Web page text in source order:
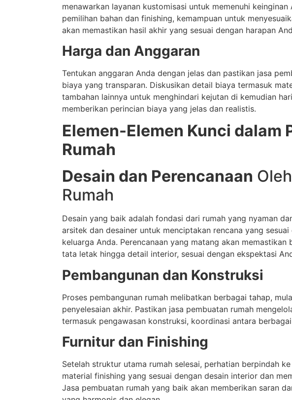
menawarkan layanan kustomisasi untuk memenuhi
pemilihan bahan dan finishing, kemampuan untuk
akan memastikan hasil akhir yang sesuai dengan harapan
Harga dan Anggaran
Tentukan anggaran Anda dengan jelas dan pastikan jasa
biaya yang transparan. Diskusikan detail biaya termasuk
tambahan lainnya untuk menghindari kejutan di kemudian
memberikan perincian biaya yang jelas dan realistis.
Elemen-Elemen Kunci dalam
Rumah
Desain dan Perencanaan
Rumah
Desain yang baik adalah fondasi dari rumah yang nyaman
arsitek dan desainer untuk menciptakan rencana yang
keluarga Anda. Perencanaan yang matang akan
tata letak hingga detail interior, sesuai dengan ekspektasi
Pembangunan dan Konstruksi
Proses pembangunan rumah melibatkan berbagai tahap,
penyelesaian akhir. Pastikan jasa pembuatan rumah
termasuk pengawasan konstruksi, koordinasi antara
Furnitur dan Finishing
Setelah struktur utama rumah selesai, perhatian berpindah
material finishing yang sesuai dengan desain interior dan
Jasa pembuatan rumah yang baik akan memberikan saran